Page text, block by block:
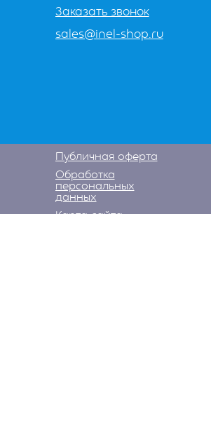
Заказать звонок
sales@inel-shop.ru
Публичная оферта
Обработка
персональных
данных
Карта сайта